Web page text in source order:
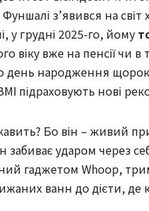
з’явився на
у грудні 2025-го, йому
віку вже на пенсії чи
день народження
підраховують нові
Бо він – живий
забиває ударом через
гаджетом Whoop,
ванн до дієти, де